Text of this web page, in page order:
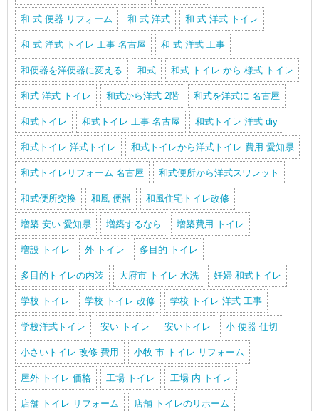
和 式 便器 リフォーム 和 式 洋式 和 式 洋式 トイレ
和 式 洋式 トイレ 工事 名古屋 和 式 洋式 工事
和便器を洋便器に変える 和式 和式 トイレ から 様式 トイレ
和式 洋式 トイレ 和式から洋式 2階 和式を洋式に 名古屋
和式トイレ 和式トイレ 工事 名古屋 和式トイレ 洋式 diy
和式トイレ 洋式トイレ 和式トイレから洋式トイレ 費用 愛知県
和式トイレリフォーム 名古屋 和式便所から洋式スワレット
和式便所交換 和風 便器 和風住宅トイレ改修
増築 安い 愛知県 増築するなら 増築費用 トイレ
増設 トイレ 外 トイレ 多目的 トイレ
多目的トイレの内装 大府市 トイレ 水洗 妊婦 和式トイレ
学校 トイレ 学校 トイレ 改修 学校 トイレ 洋式 工事
学校洋式トイレ 安い トイレ 安いトイレ 小 便器 仕切
小さいトイレ 改修 費用 小牧 市 トイレ リフォーム
屋外 トイレ 価格 工場 トイレ 工場 内 トイレ
店舗 トイレ リフォーム 店舗 トイレのリホーム